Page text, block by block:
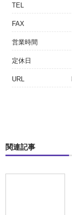
TEL
FAX
営業時間
定休日
URL
関連記事